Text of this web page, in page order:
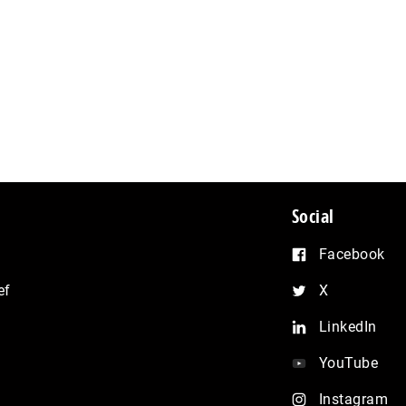
Social
Facebook
X
LinkedIn
YouTube
Instagram